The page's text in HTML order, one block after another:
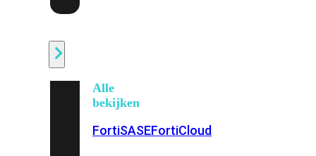
Alle
bekijken
FortiSASEFortiCloud